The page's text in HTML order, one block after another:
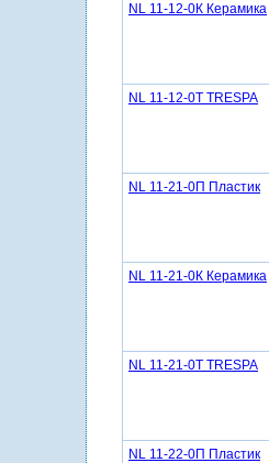
NL 11-12-0К Керамика
NL 11-12-0Т TRESPA
NL 11-21-0П Пластик
NL 11-21-0К Керамика
NL 11-21-0Т TRESPA
NL 11-22-0П Пластик